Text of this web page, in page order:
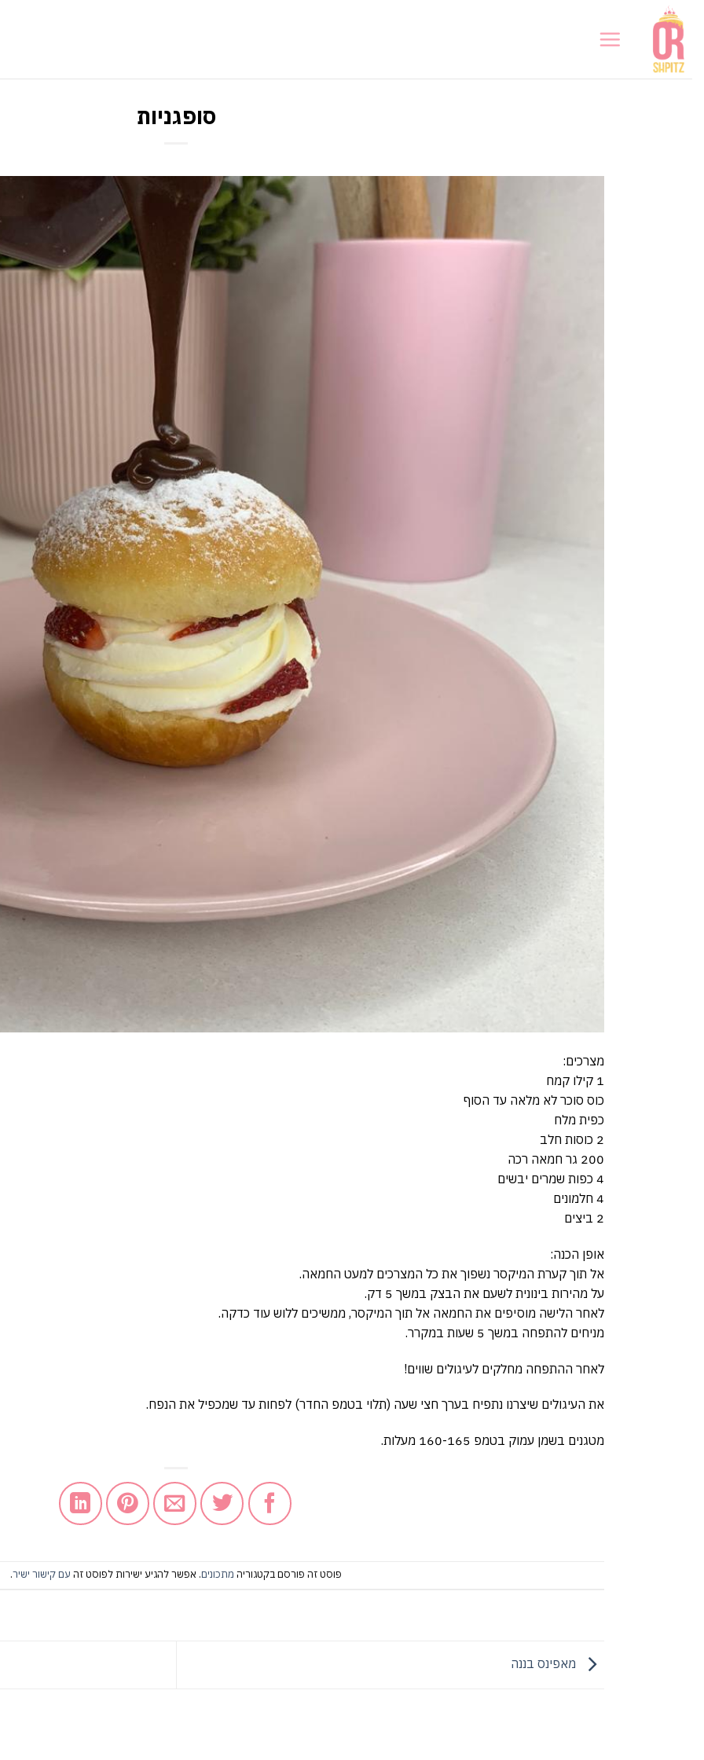
content
סופגניות
מצרכים:
1 קילו קמח
כוס סוכר לא מלאה עד הסוף
כפית מלח
2 כוסות חלב
200 גר חמאה רכה
4 כפות שמרים יבשים
4 חלמונים
2 ביצים
אופן הכנה:
אל תוך קערת המיקסר נשפוך את כל המצרכים למעט החמאה.
על מהירות בינונית לשעם את הבצק במשך 5 דק.
לאחר הלישה מוסיפים את החמאה אל תוך המיקסר, ממשיכים ללוש עוד כדקה.
מניחים להתפחה במשך 5 שעות במקרר.
לאחר ההתפחה מחלקים לעיגולים שווים!
את העיגולים שיצרנו נתפיח בערך חצי שעה (תלוי בטמפ החדר) לפחות עד שמכפיל את הנפח.
מטגנים בשמן עמוק בטמפ 160-165 מעלות.
פוסט זה פורסם בקטגוריה מתכונים. אפשר להגיע ישירות לפוסט זה עם קישור ישיר.
מאפינס בננה